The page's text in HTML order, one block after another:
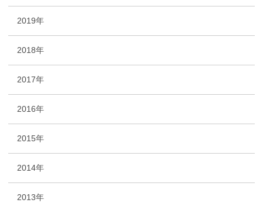
2019年
2018年
2017年
2016年
2015年
2014年
2013年